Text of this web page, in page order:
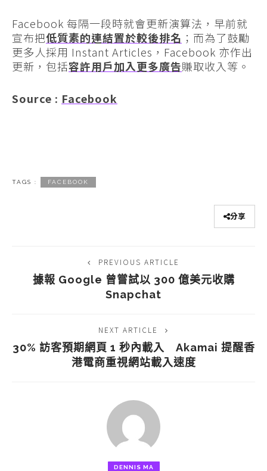
Facebook 每隔一段時就會更新演算法，早前就
宣布把低質素的連結置於較後排名 ；而為了鼓勵
更多人採用 Instant Articles，Facebook 亦作出
更新，包括容許用戶加入更多廣告賺取收入等。
Source : Facebook
TAGS : FACEBOOK
分享
PREVIOUS ARTICLE
據報 Google 曾嘗試以 300 億美元收購
Snapchat
NEXT ARTICLE
30% 訪客預期網頁 1 秒內載入 Akamai 提醒香
港電商重視網站載入速度
DENNIS MA